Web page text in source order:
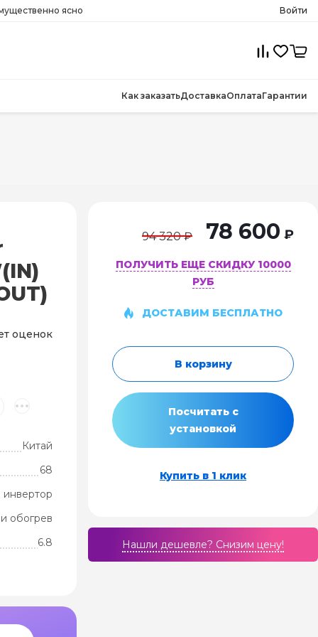
ясно Войти
Как заказатьДоставкаОплатаГарантии
оценок
Китай
68
обогрев
6.8
94 320 ₽ 78 600 ₽
ПОЛУЧИТЬ ЕЩЕ СКИДКУ 10000
РУБ
ДОСТАВИМ БЕСПЛАТНО
В корзину
Посчитать с
установкой
Купить в 1 клик
Нашли дешевле? Cнизим цену!